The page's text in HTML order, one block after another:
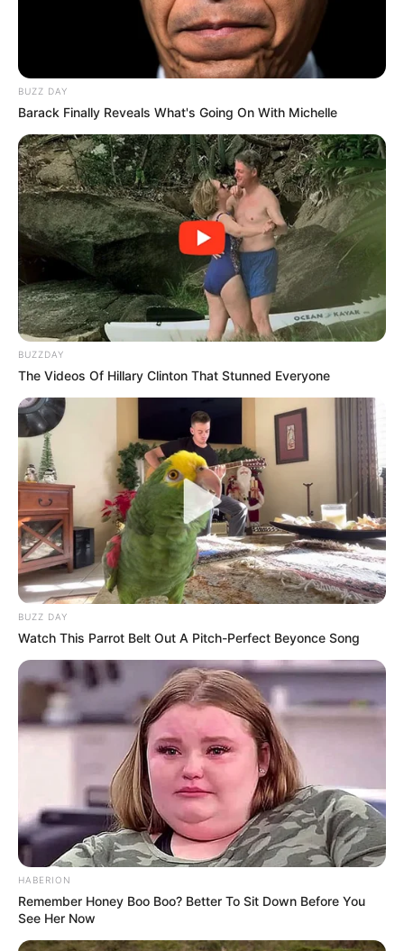
BUZZ DAY
Barack Finally Reveals What's Going On With Michelle
BUZZDAY
The Videos Of Hillary Clinton That Stunned Everyone
BUZZ DAY
Watch This Parrot Belt Out A Pitch-Perfect Beyonce Song
HABERION
Remember Honey Boo Boo? Better To Sit Down Before You
See Her Now